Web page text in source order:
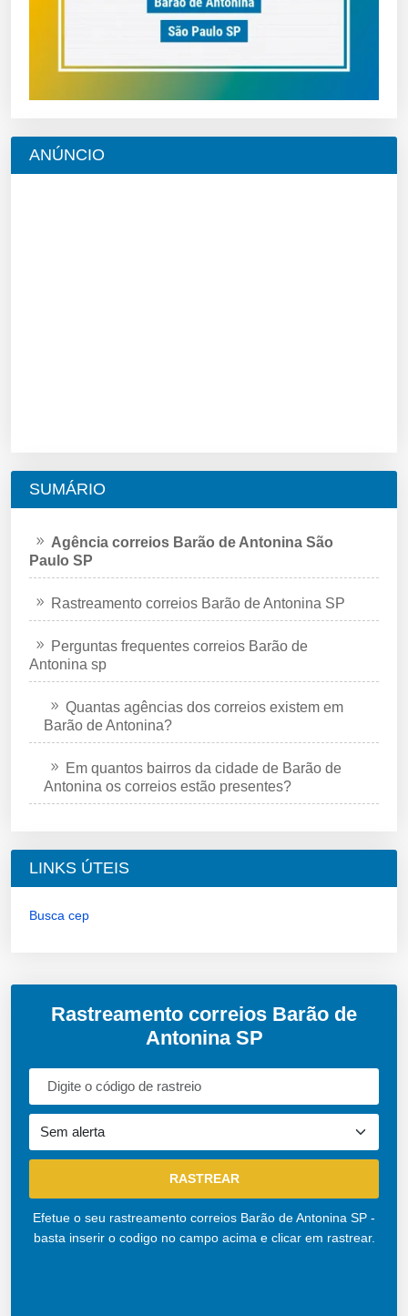
ANÚNCIO
SUMÁRIO
Agência correios Barão de Antonina São
Paulo SP
Rastreamento correios Barão de Antonina SP
Perguntas frequentes correios Barão de
Antonina sp
Quantas agências dos correios existem em
Barão de Antonina?
Em quantos bairros da cidade de Barão de
Antonina os correios estão presentes?
LINKS ÚTEIS
Busca cep
Rastreamento correios Barão de
Antonina SP
Efetue o seu rastreamento correios Barão de Antonina SP -
basta inserir o codigo no campo acima e clicar em rastrear.